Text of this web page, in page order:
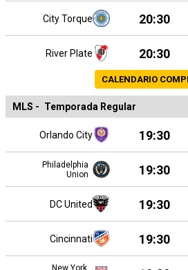
City Torque 20:30
River Plate 20:30
CALENDARIO
MLS - Temporada Regular
Orlando City 19:30
Philadelphia
Union
19:30
DC United 19:30
Cincinnati 19:30
New York